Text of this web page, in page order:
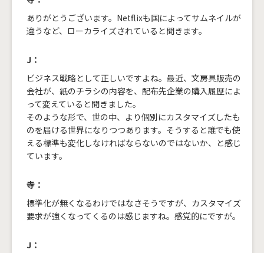
ありがとうございます。Netflixも国によってサムネイルが
違うなど、ローカライズされていると聞きます。
J：
ビジネス戦略として正しいですよね。最近、文房具販売の
会社が、紙のチラシの内容を、配布先企業の購入履歴によ
って変えていると聞きました。
そのような形で、世の中、より個別にカスタマイズしたも
のを届ける世界になりつつあります。そうすると誰でも使
える標準も変化しなければならないのではないか、と感じ
ています。
寺：
標準化が無くなるわけではなさそうですが、カスタマイズ
要求が強くなってくるのは感じますね。感覚的にですが。
J：